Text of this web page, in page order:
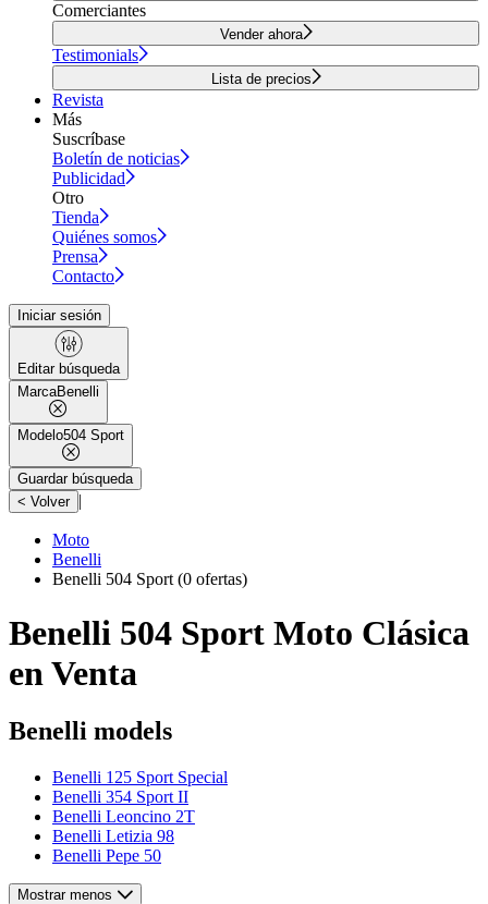
Comerciantes
Vender ahora
Testimonials
Lista de precios
Revista
Más
Suscríbase
Boletín de noticias
Publicidad
Otro
Tienda
Quiénes somos
Prensa
Contacto
Iniciar sesión
Editar búsqueda
MarcaBenelli
Modelo504 Sport
Guardar búsqueda
< Volver |
Moto
Benelli
Benelli 504 Sport (0 ofertas)
Benelli 504 Sport Moto Clásica
en Venta
Benelli models
Benelli 125 Sport Special
Benelli 354 Sport II
Benelli Leoncino 2T
Benelli Letizia 98
Benelli Pepe 50
Mostrar menos